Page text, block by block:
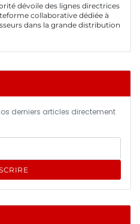
dévoile des lignes directrices
collaborative dédiée à
dans la grande distribution
derniers articles directement